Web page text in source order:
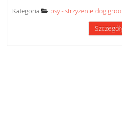
Kategoria
Category
psy - strzyżenie dog